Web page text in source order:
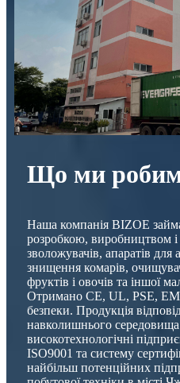
Що ми
Наша компанія BIZOE
розробкою, виробництвом
зволожувачів, апаратів для
знищення комарів,
фруктів і овочів та іншої
Отримано CE, UL, PSE,
безпеки. Продукція
навколишнього
високотехнологічні
ISO9001 та систему
найбільш потенційних